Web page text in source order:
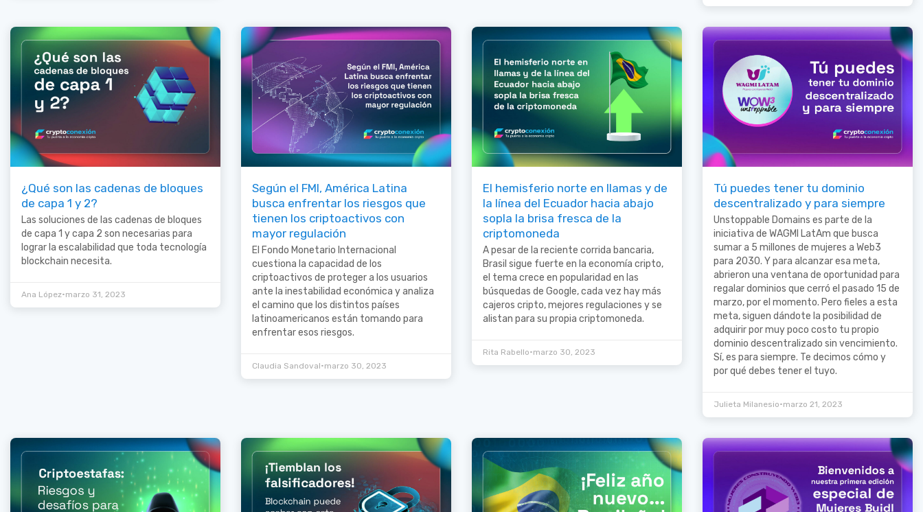
¿Qué son las cadenas de bloques
de capa 1 y 2?
Las soluciones de las cadenas de bloques
de capa 1 y capa 2 son necesarias para
lograr la escalabilidad que toda tecnología
blockchain necesita.
Ana López•marzo 31, 2023
Según el FMI, América Latina
busca enfrentar los riesgos que
tienen los criptoactivos con
mayor regulación
El Fondo Monetario Internacional
cuestiona la capacidad de los
criptoactivos de proteger a los usuarios
ante la inestabilidad económica y analiza
el camino que los distintos países
latinoamericanos están tomando para
enfrentar esos riesgos.
Claudia Sandoval•marzo 30, 2023
El hemisferio norte en llamas y de
la línea del Ecuador hacia abajo
sopla la brisa fresca de la
criptomoneda
A pesar de la reciente corrida bancaria,
Brasil sigue fuerte en la economía cripto,
el tema crece en popularidad en las
búsquedas de Google, cada vez hay más
cajeros cripto, mejores regulaciones y se
alistan para su propia criptomoneda.
Rita Rabello•marzo 30, 2023
Tú puedes tener tu dominio
descentralizado y para siempre
Unstoppable Domains es parte de la
iniciativa de WAGMI LatAm que busca
sumar a 5 millones de mujeres a Web3
para 2030. Y para alcanzar esa meta,
abrieron una ventana de oportunidad para
regalar dominios que cerró el pasado 15 de
marzo, por el momento. Pero fieles a esta
meta, siguen dándote la posibilidad de
adquirir por muy poco costo tu propio
dominio descentralizado sin vencimiento.
Sí, es para siempre. Te decimos cómo y
por qué debes tener el tuyo.
Julieta Milanesio•marzo 21, 2023